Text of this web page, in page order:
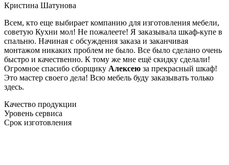
Кристина Шатунова
Всем, кто еще выбирает компанию для изготовления мебели,
советую Кухни мол! Не пожалеете! Я заказывала шкаф-купе в
спальню. Начиная с обсуждения заказа и заканчивая
монтажом никаких проблем не было. Все было сделано очень
быстро и качественно. К тому же мне ещё скидку сделали!
Огромное спасибо сборщику Алексею за прекрасный шкаф!
Это мастер своего дела! Всю мебель буду заказывать только
здесь.
Качество продукции
Уровень сервиса
Срок изготовления